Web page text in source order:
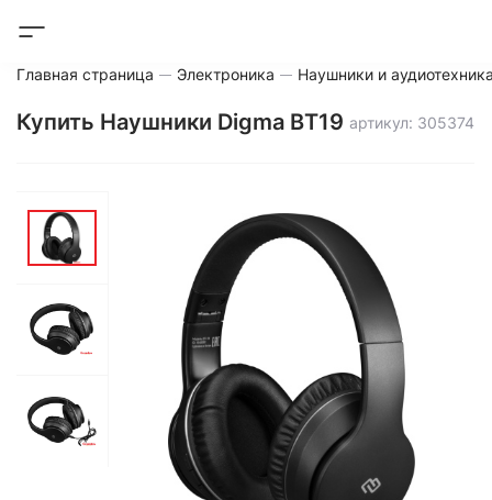
Главная страница Электроника Наушники и
Купить Наушники Digma BT19 артикул: 305374